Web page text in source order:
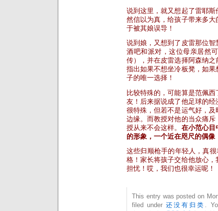
说到这里，就又想起了雷耶
然信以为真，给孩子带来多
于被其娘误导！
说到娘，又想到了皮雷那位
酒吧和派对，这位母亲居然
传），并在皮雷选择阿森纳
指出如果不想坐冷板凳，如
子的唯一选择！
比较特殊的，可能算是范佩
友！后来据说成了他足球的
很特殊，但若不是运气好，
边缘。而教授对他的当众痛
授从来不会这样。 在小范心目
的形象，一个近在咫尺的偶像
这些归顺枪手的年轻人，真
格！家长将孩子交给他放心
担忧！哎，我们也很幸运呢！
This entry was posted on
filed under还没有归类 .